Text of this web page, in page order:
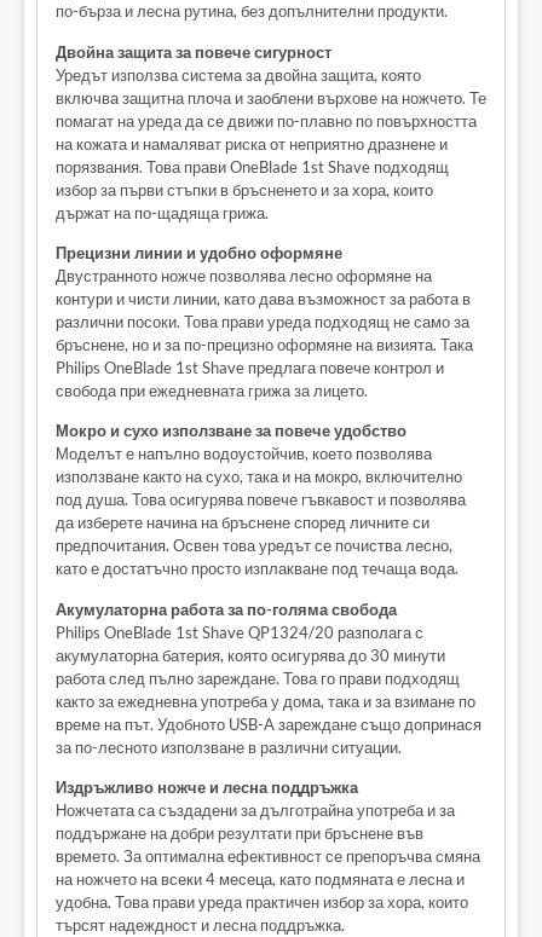
по-бърза и лесна рутина, без допълнителни продукти.
Двойна защита за повече сигурност
Уредът използва система за двойна защита, която
включва защитна плоча и заоблени върхове на ножчето. Те
помагат на уреда да се движи по-плавно по повърхността
на кожата и намаляват риска от неприятно дразнене и
порязвания. Това прави OneBlade 1st Shave подходящ
избор за първи стъпки в бръсненето и за хора, които
държат на по-щадяща грижа.
Прецизни линии и удобно оформяне
Двустранното ножче позволява лесно оформяне на
контури и чисти линии, като дава възможност за работа в
различни посоки. Това прави уреда подходящ не само за
бръснене, но и за по-прецизно оформяне на визията. Така
Philips OneBlade 1st Shave предлага повече контрол и
свобода при ежедневната грижа за лицето.
Мокро и сухо използване за повече удобство
Моделът е напълно водоустойчив, което позволява
използване както на сухо, така и на мокро, включително
под душа. Това осигурява повече гъвкавост и позволява
да изберете начина на бръснене според личните си
предпочитания. Освен това уредът се почиства лесно,
като е достатъчно просто изплакване под течаща вода.
Акумулаторна работа за по-голяма свобода
Philips OneBlade 1st Shave QP1324/20 разполага с
акумулаторна батерия, която осигурява до 30 минути
работа след пълно зареждане. Това го прави подходящ
както за ежедневна употреба у дома, така и за взимане по
време на път. Удобното USB-A зареждане също допринася
за по-лесното използване в различни ситуации.
Издръжливо ножче и лесна поддръжка
Ножчетата са създадени за дълготрайна употреба и за
поддържане на добри резултати при бръснене във
времето. За оптимална ефективност се препоръчва смяна
на ножчето на всеки 4 месеца, като подмяната е лесна и
удобна. Това прави уреда практичен избор за хора, които
търсят надеждност и лесна поддръжка.